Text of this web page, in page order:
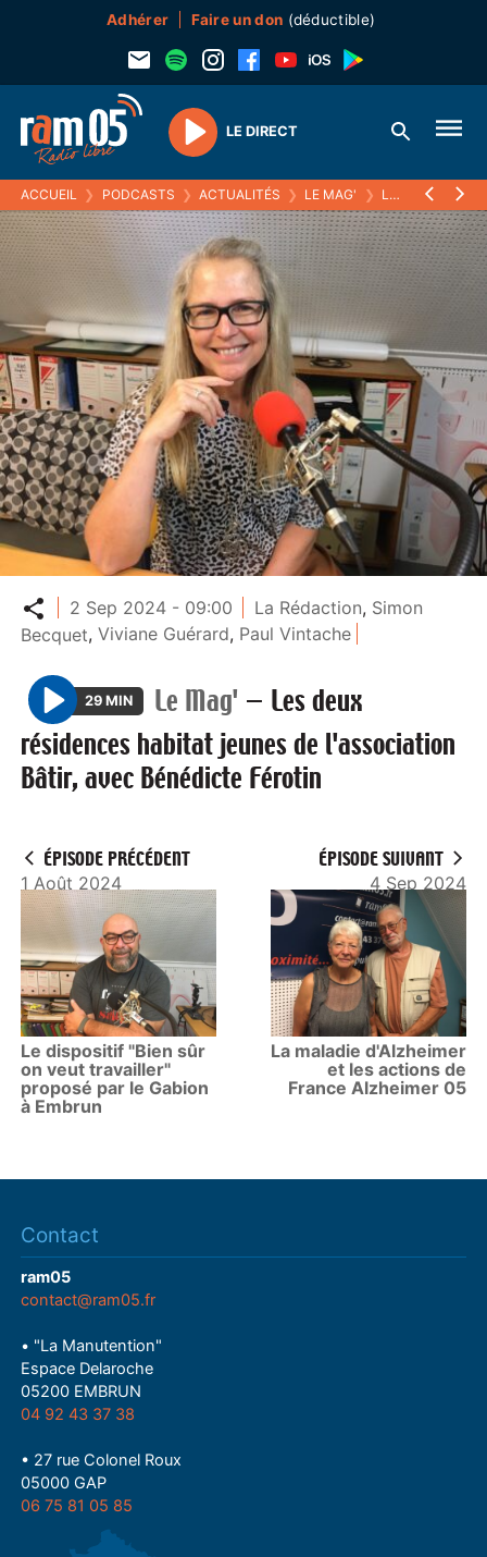
Adhérer Faire un don (déductible)
Play
LE DIRECT
ACCUEIL ❯ PODCASTS ❯ ACTUALITÉS ❯ LE MAG' ❯ LES DEUX RÉSIDENCES HABITAT JEUNES DE L'ASSOCIATION BÂTIR, AVEC BÉNÉDICTE FÉROTIN
Partager
2 Sep 2024 - 09:00 La Rédaction, Simon
Becquet,Viviane Guérard, Paul Vintache
P
l
a
29 MIN Le Mag' — Les deux
résidences habitat jeunes de l'association
Bâtir, avec Bénédicte Férotin
ÉPISODE PRÉCÉDENT
1 Août 2024
Le dispositif "Bien sûr
on veut travailler"
proposé par le Gabion
à Embrun
ÉPISODE SUIVANT
4 Sep 2024
La maladie d'Alzheimer
et les actions de
France Alzheimer 05
Contact
ram05
contact@ram05.fr
• "La Manutention"
Espace Delaroche
05200 EMBRUN
04 92 43 37 38
• 27 rue Colonel Roux
05000 GAP
06 75 81 05 85